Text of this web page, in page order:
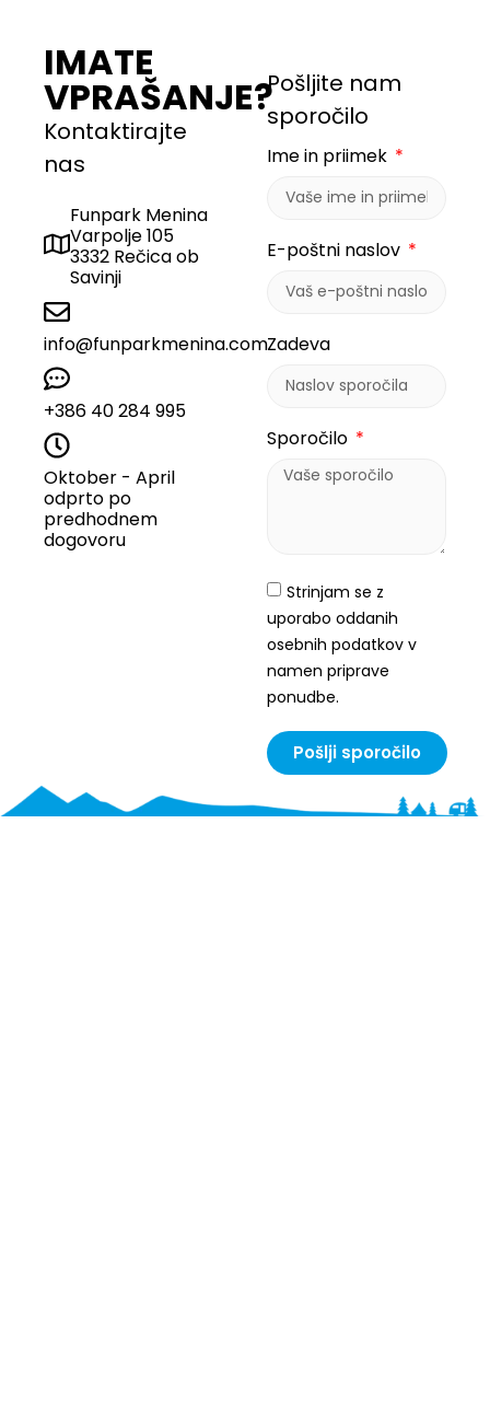
IMATE
VPRAŠANJE?
Kontaktirajte
nas
Funpark Menina
Varpolje 105
3332 Rečica ob
Savinji
info@funparkmenina.com
+386 40 284 995
Oktober - April
odprto po
predhodnem
dogovoru
Pošljite nam
sporočilo
Ime in priimek
E-poštni naslov
Zadeva
Sporočilo
Strinjam se z
uporabo oddanih
osebnih podatkov v
namen priprave
ponudbe.
Pošlji sporočilo